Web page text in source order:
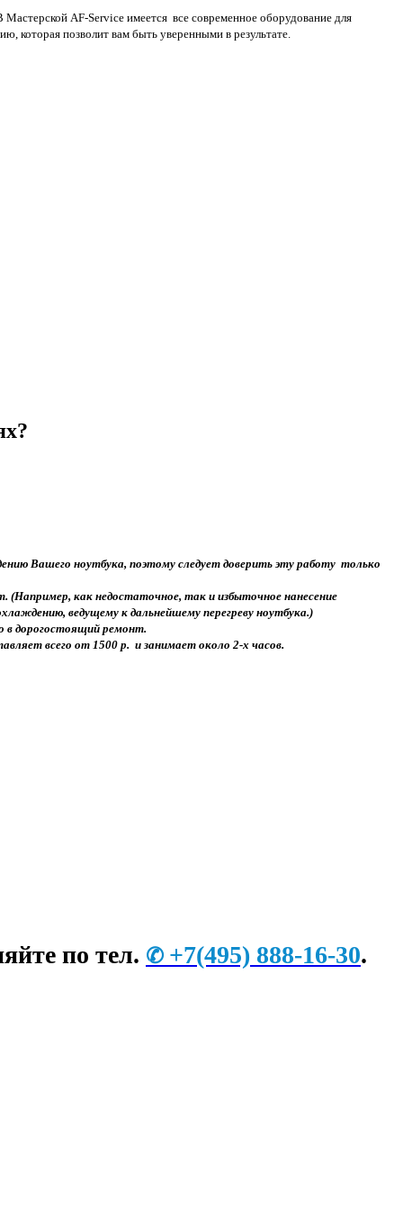
AF-Service имеется все современное оборудование для
позволит вам быть уверенными в результате.
Вашего ноутбука, поэтому следует доверить эту работу только
(Например, как недостаточное, так и избыточное нанесение
ведущему к дальнейшему перегреву ноутбука.)
в дорогостоящий ремонт.
всего от 1500 р. и занимает около 2-х часов.
по тел. ✆ +7(495) 888-16-30.